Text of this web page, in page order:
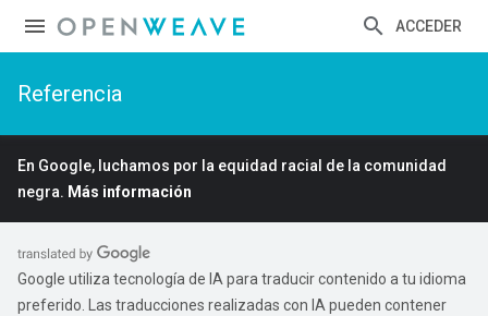
ACCEDER
Referencia
En Google, luchamos por la equidad racial de la comunidad
negra. Más información
Google utiliza tecnología de IA para traducir contenido a tu idioma
preferido. Las traducciones realizadas con IA pueden contener